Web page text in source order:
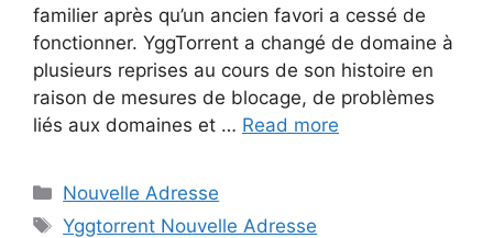
familier après qu’un ancien favori a cessé de
fonctionner. YggTorrent a changé de domaine à
plusieurs reprises au cours de son histoire en
raison de mesures de blocage, de problèmes
liés aux domaines et … Read more
Nouvelle Adresse
Yggtorrent Nouvelle Adresse